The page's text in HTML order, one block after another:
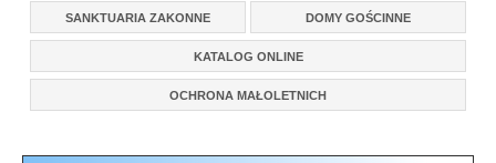
SANKTUARIA ZAKONNE DOMY GOŚCINNE
KATALOG ONLINE
OCHRONA MAŁOLETNICH